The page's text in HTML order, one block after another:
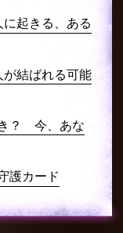
起きる、ある
結ばれる可能
？ 今、あな
護カード